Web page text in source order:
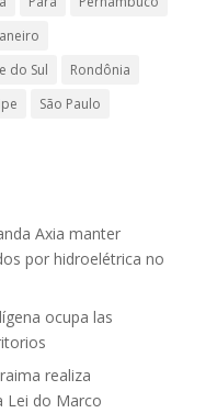
do Sul
Rondônia
São Paulo
Axia manter
por hidroelétrica no
ocupa las
realiza
Lei do Marco